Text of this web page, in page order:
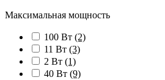
Максимальная мощность
100 Вт (2)
11 Вт (3)
2 Вт (1)
40 Вт (9)